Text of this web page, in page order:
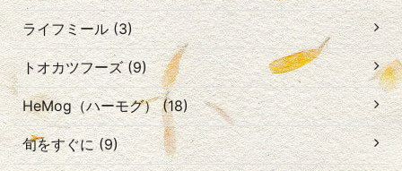
ライフミール (3)
トオカツフーズ (9)
HeMog（ハーモグ） (18)
旬をすぐに (9)